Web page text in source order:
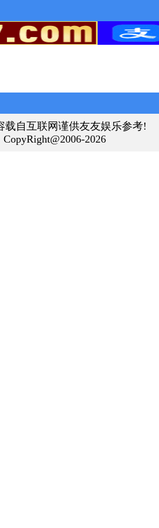
载自互联网谨供友友娱乐参考!
CopyRight@2006-2026